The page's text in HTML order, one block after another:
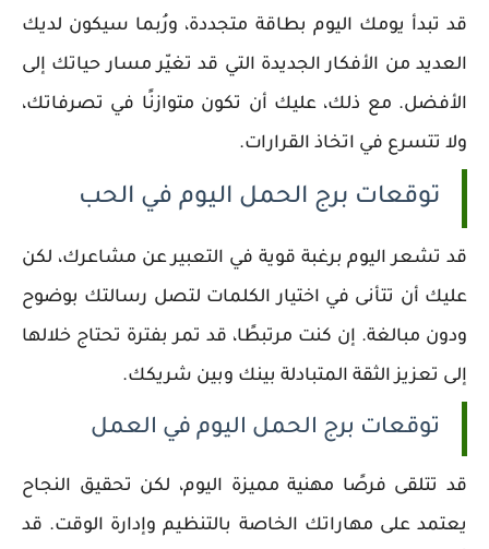
قد تبدأ يومك اليوم بطاقة متجددة، ورُبما سيكون لديك
العديد من الأفكار الجديدة التي قد تغيّر مسار حياتك إلى
الأفضل. مع ذلك، عليك أن تكون متوازنًا في تصرفاتك،
ولا تتسرع في اتخاذ القرارات.
توقعات برج الحمل اليوم في الحب
قد تشعر اليوم برغبة قوية في التعبير عن مشاعرك، لكن
عليك أن تتأنى في اختيار الكلمات لتصل رسالتك بوضوح
ودون مبالغة. إن كنت مرتبطًا، قد تمر بفترة تحتاج خلالها
إلى تعزيز الثقة المتبادلة بينك وبين شريكك.
توقعات برج الحمل اليوم في العمل
قد تتلقى فرصًا مهنية مميزة اليوم، لكن تحقيق النجاح
يعتمد على مهاراتك الخاصة بالتنظيم وإدارة الوقت. قد